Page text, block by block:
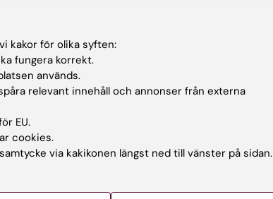
hals
kakor för olika syften:
fungera korrekt.
används.
relevant innehåll och annonser från externa
EU.
cookies.
via kakikonen längst ned till vänster på sidan.